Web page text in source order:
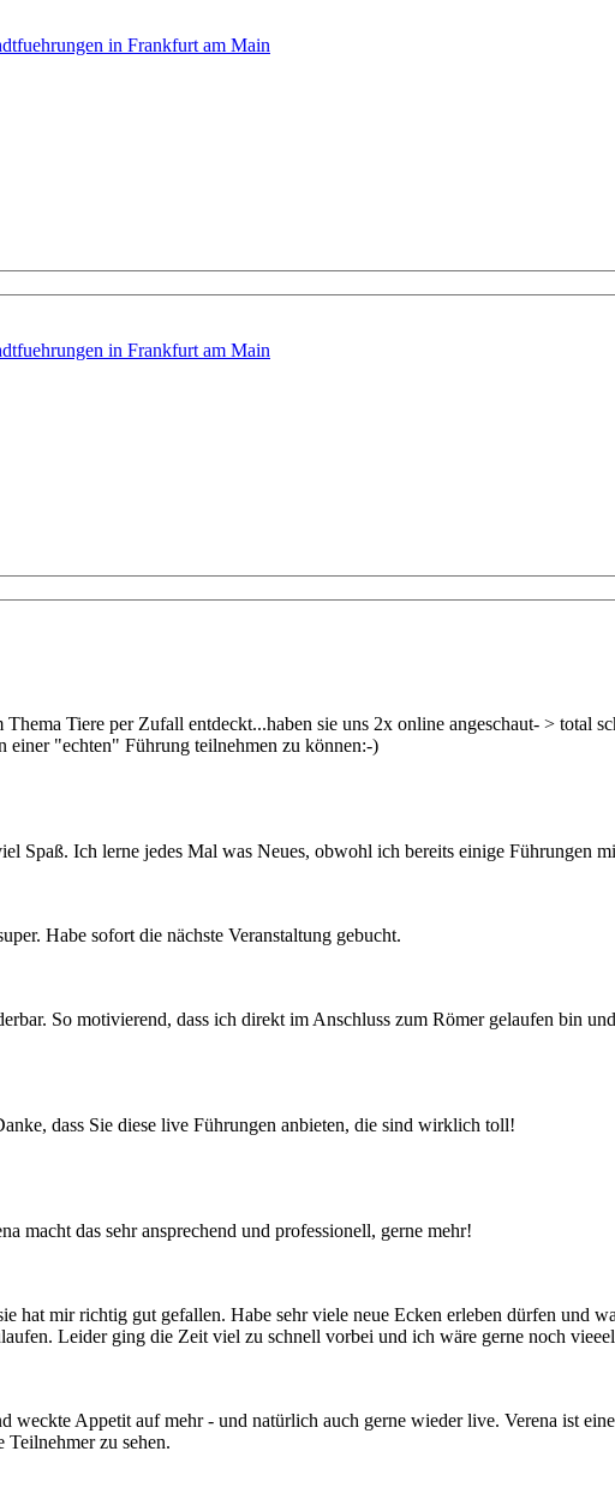
Tiere per Zufall entdeckt...haben sie uns 2x online angeschaut- > total
"echten" Führung teilnehmen zu können:-)
Spaß. Ich lerne jedes Mal was Neues, obwohl ich bereits einige Führungen
Habe sofort die nächste Veranstaltung gebucht.
So motivierend, dass ich direkt im Anschluss zum Römer gelaufen bin
dass Sie diese live Führungen anbieten, die sind wirklich toll!
macht das sehr ansprechend und professionell, gerne mehr!
hat mir richtig gut gefallen. Habe sehr viele neue Ecken erleben dürfen und
Leider ging die Zeit viel zu schnell vorbei und ich wäre gerne noch
weckte Appetit auf mehr - und natürlich auch gerne wieder live. Verena ist
zu sehen.